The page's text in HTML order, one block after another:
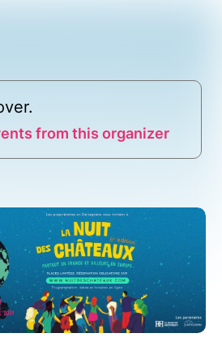
from this organizer